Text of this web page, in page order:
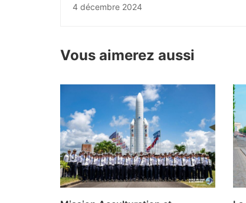
4 décembre 2024
Vous aimerez aussi